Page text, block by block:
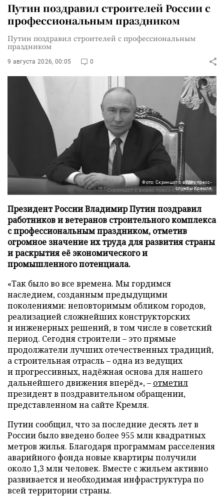
Путин поздравил строителей России с
профессиональным праздником
Путин поздравил строителей с профессиональным
праздником
9 августа 2026, 00:05 0
Фото: Скриншот с видео пресс-
службы Кремля
Президент России Владимир Путин поздравил
работников и ветеранов строительного комплекса
с профессиональным праздником, отметив
огромное значение их труда для развития страны
и раскрытия её экономического и
промышленного потенциала.
«Так было во все времена. Мы гордимся
наследием, созданным предыдущими
поколениями: неповторимым обликом городов,
реализацией сложнейших конструкторских
и инженерных решений, в том числе в советский
период. Сегодня строители – это прямые
продолжатели лучших отечественных традиций,
а строительная отрасль – одна из ведущих
и прогрессивных, надёжная основа для нашего
дальнейшего движения вперёд», – отметил
президент в поздравительном обращении,
представленном на сайте Кремля.
Путин сообщил, что за последние десять лет в
России было введено более 955 млн квадратных
метров жилья. Благодаря программам расселения
аварийного фонда новые квартиры получили
около 1,3 млн человек. Вместе с жильем активно
развивается и необходимая инфраструктура по
всей территории страны.